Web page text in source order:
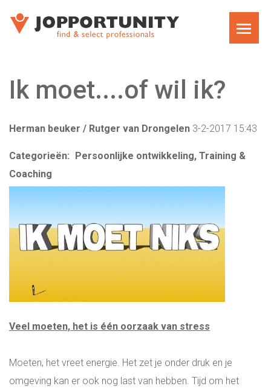
TEAM
EXECUTIVE SEARCH
CARRIÈRECOACHING VOOR MANAGERS EN
DIRECTEUREN
EXECUTIVE SEARCH HVAC & UTILITY
INTERNATIONALE DIRECTIE VACATURES
WERKEN OP SINT MAARTEN WERKEN OP
DE ANTILLEN
Ik moet....of wil ik?
Herman beuker / Rutger van Drongelen 3-2-2017 15:43
Categorieën: Persoonlijke ontwikkeling, Training &
Coaching
Veel moeten, het is één oorzaak van stress
Moeten, het vreet energie. Het zet je onder druk en je
omgeving kan er ook nog last van hebben. Tijd om het